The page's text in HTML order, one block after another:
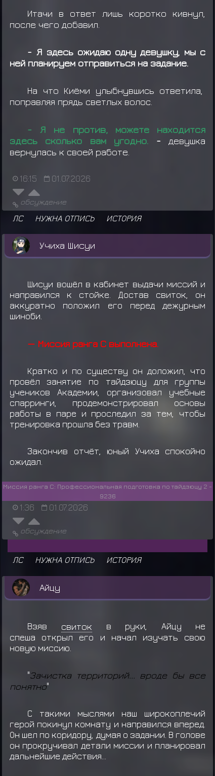
Итачи в ответ лишь коротко кивнул,
после чего добавил.
- Я здесь ожидаю одну девушку, мы с
ней планируем отправиться на задание.
На что Киёми улыбнувшись ответила,
поправляя прядь светлых волос.
- Я не против, можете находится
здесь сколько вам угодно. - девушка
вернулась к своей работе.
16:15 01.07.2026
обсуждение
ЛС НУЖНА ОТПИСЬ ИСТОРИЯ
Учиха Шисуи
Шисуи вошёл в кабинет выдачи миссий и
направился к стойке. Достав свиток, он
аккуратно положил его перед дежурным
шиноби.
— Миссия ранга C выполнена.
Кратко и по существу он доложил, что
провёл занятие по тайдзюцу для группы
учеников Академии, организовал учебные
спарринги, продемонстрировал основы
работы в паре и проследил за тем, чтобы
тренировка прошла без травм.
Закончив отчёт, юный Учиха спокойно
ожидал.
Миссия ранга C: Профессиональная подготовка по тайдзюцу 2 -
9236
1:36 01.07.2026
обсуждение
ЛС
НУЖНА ОТПИСЬ ИСТОРИЯ
Айцу
Взяв свиток в руки, Айцу не
спеша открыл его и начал изучать свою
новую миссию.
"Зачистка территорий... вроде бы все
понятно"
С такими мыслями наш широкоплечий
герой покинул комнату и направился вперед.
Он шел по коридору, думая о задании. В голове
он прокручивал детали миссии и планировал
дальнейшие действия...